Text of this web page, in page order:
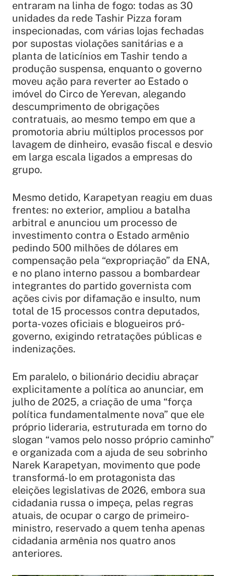
entraram na linha de fogo: todas as 30
unidades da rede Tashir Pizza foram
inspecionadas, com várias lojas fechadas
por supostas violações sanitárias e a
planta de laticínios em Tashir tendo a
produção suspensa, enquanto o governo
moveu ação para reverter ao Estado o
imóvel do Circo de Yerevan, alegando
descumprimento de obrigações
contratuais, ao mesmo tempo em que a
promotoria abriu múltiplos processos por
lavagem de dinheiro, evasão fiscal e desvio
em larga escala ligados a empresas do
grupo.
Mesmo detido, Karapetyan reagiu em duas
frentes: no exterior, ampliou a batalha
arbitral e anunciou um processo de
investimento contra o Estado armênio
pedindo 500 milhões de dólares em
compensação pela “expropriação” da ENA,
e no plano interno passou a bombardear
integrantes do partido governista com
ações civis por difamação e insulto, num
total de 15 processos contra deputados,
porta-vozes oficiais e blogueiros pró-
governo, exigindo retratações públicas e
indenizações.
Em paralelo, o bilionário decidiu abraçar
explicitamente a política ao anunciar, em
julho de 2025, a criação de uma “força
política fundamentalmente nova” que ele
próprio lideraria, estruturada em torno do
slogan “vamos pelo nosso próprio caminho”
e organizada com a ajuda de seu sobrinho
Narek Karapetyan, movimento que pode
transformá-lo em protagonista das
eleições legislativas de 2026, embora sua
cidadania russa o impeça, pelas regras
atuais, de ocupar o cargo de primeiro-
ministro, reservado a quem tenha apenas
cidadania armênia nos quatro anos
anteriores.